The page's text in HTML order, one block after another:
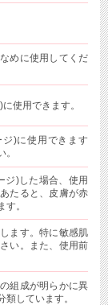
めに使用してくだ
使用できます。
)に使用できます
ジ)した場合、使用
たると、皮膚が赤
。
ます。特に敏感肌
い。また、使用前
組成が明らかに異
しています。